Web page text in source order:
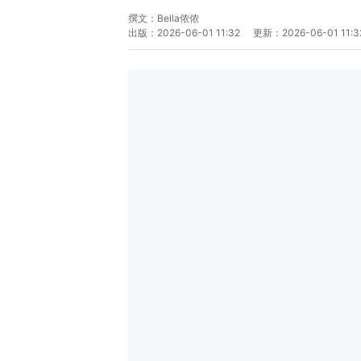
撰文： Bella侬侬
出版： 2026-06-01 11:32 更新： 2026-06-01